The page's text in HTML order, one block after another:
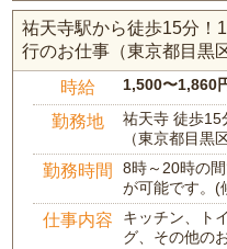
祐天寺駅から徒歩15分！
行のお仕事（東京都目黒
時給 1,500〜1,860
勤務地
祐天寺 徒歩15
（東京都目黒
勤務時間
8時～20時の
が可能です。(
仕事内容
キッチン、ト
グ、その他の